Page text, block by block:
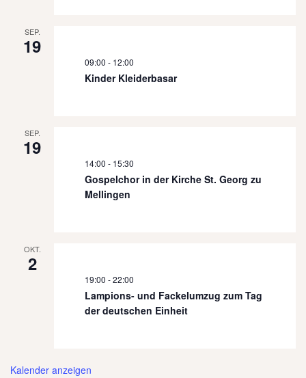
SEP.
19
09:00 - 12:00
Kinder Kleiderbasar
SEP.
19
14:00 - 15:30
Gospelchor in der Kirche St. Georg zu
Mellingen
OKT.
2
19:00 -22:00
Lampions- und Fackelumzug zum Tag
der deutschen Einheit
Kalender anzeigen